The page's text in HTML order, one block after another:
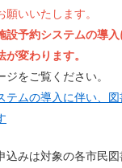
いいたします。
設予約システムの導
変わります。
をご覧ください。
テムの導入に伴い、
込みは対象の各市民